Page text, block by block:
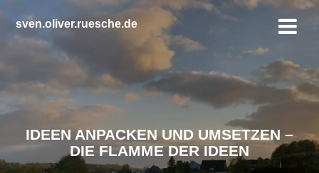
Zum
Inhalt
springen
sven.oliver.ruesche.de
IDEEN ANPACKEN UND UMSETZEN –
DIE FLAMME DER IDEEN